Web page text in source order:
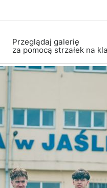
Przeglądaj galerię
za pomocą strzałek na